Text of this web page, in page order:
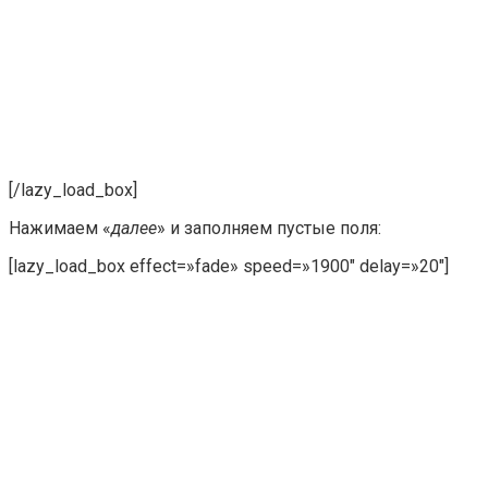
[/lazy_load_box]
Нажимаем «далее» и заполняем пустые поля:
[lazy_load_box effect=»fade» speed=»1900″ delay=»20″]